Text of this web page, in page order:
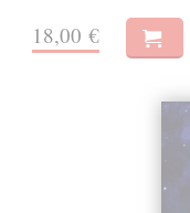
18,00 €